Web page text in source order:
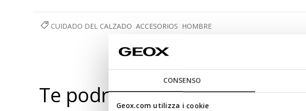
CONSENSO
Geox.com utilizza i cookie
CUIDADO DEL CALZADO ACCESORIOS HOMBRE
Te podría interesar